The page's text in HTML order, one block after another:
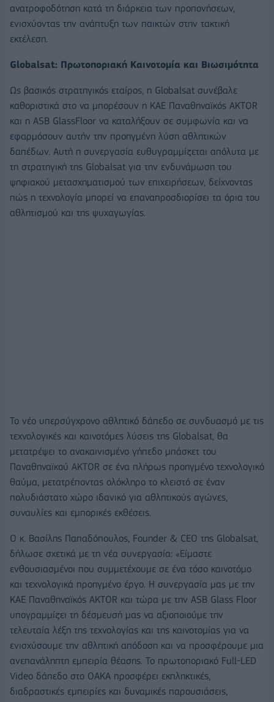
ανατροφοδότηση κατά τη διάρκεια των προπονήσεων,
ενισχύοντας την ανάπτυξη των παικτών στην τακτική
εκτέλεση.
Globalsat: Πρωτοποριακή Καινοτομία και Βιωσιμότητα
Ως βασικός στρατηγικός εταίρος, η Globalsat συνέβαλε
καθοριστικά στο να μπορέσουν η ΚΑΕ Παναθηναϊκός AKTOR
και η ASB GlassFloor να καταλήξουν σε συμφωνία και να
εφαρμόσουν αυτήν την προηγμένη λύση αθλητικών
δαπέδων. Αυτή η συνεργασία ευθυγραμμίζεται απόλυτα με
τη στρατηγική της Globalsat για την ενδυνάμωση του
ψηφιακού μετασχηματισμού των επιχειρήσεων, δείχνοντας
πώς η τεχνολογία μπορεί να επαναπροσδιορίσει τα όρια του
αθλητισμού και της ψυχαγωγίας.
Το νέο υπερσύγχρονο αθλητικό δάπεδο σε συνδυασμό με τις
τεχνολογικές και καινοτόμες λύσεις της Globalsat, θα
μετατρέψει το ανακαινισμένο γήπεδο μπάσκετ του
Παναθηναϊκού AKTOR σε ένα πλήρως προηγμένο τεχνολογικό
θαύμα, μετατρέποντας ολόκληρο το κλειστό σε έναν
πολυδιάστατο χώρο ιδανικό για αθλητικούς αγώνες,
συναυλίες και εμπορικές εκθέσεις.
Ο κ. Βασίλης Παπαδόπουλος, Founder & CEO της Globalsat,
δήλωσε σχετικά με τη νέα συνεργασία: «Είμαστε
ενθουσιασμένοι που συμμετέχουμε σε ένα τόσο καινοτόμο
και τεχνολογικά προηγμένο έργο. Η συνεργασία μας με την
ΚΑΕ Παναθηναϊκός AKTOR και τώρα με την ASB Glass Floor
υπογραμμίζει τη δέσμευσή μας να αξιοποιούμε την
τελευταία λέξη της τεχνολογίας και της καινοτομίας για να
ενισχύσουμε την αθλητική απόδοση και να προσφέρουμε μια
ανεπανάληπτη εμπειρία θέασης. Το πρωτοποριακό Full-LED
Video δάπεδο στο ΟΑΚΑ προσφέρει εκπληκτικές,
διαδραστικές εμπειρίες και δυναμικές παρουσιάσεις,